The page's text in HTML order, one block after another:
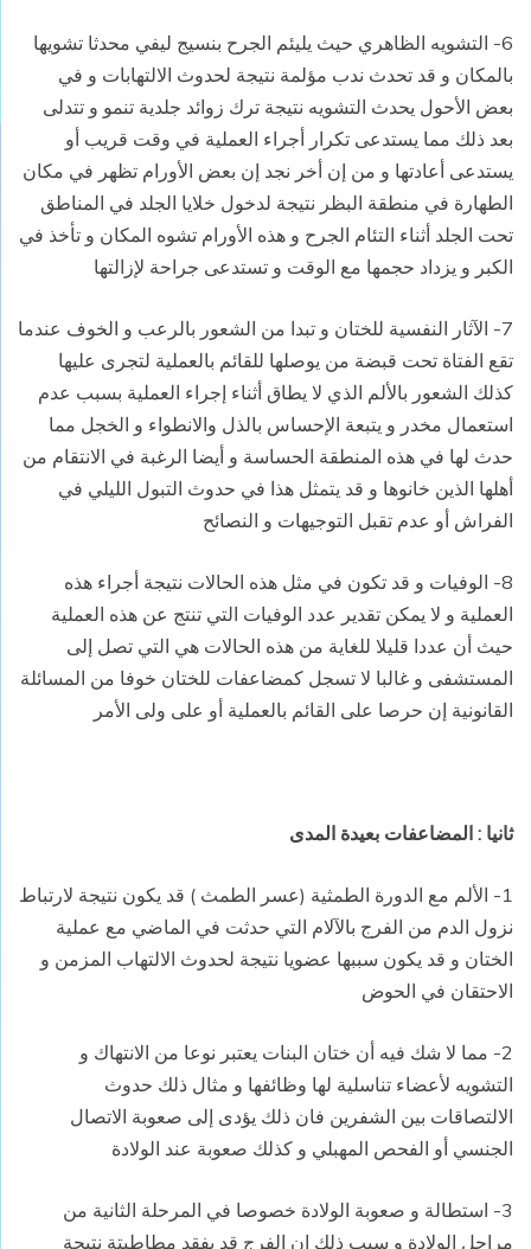
6- التشويه الظاهري حيث يليئم الجرح بنسيج ليفي محدثا تشويها
بالمكان و قد تحدث ندب مؤلمة نتيجة لحدوث الالتهابات و في
بعض الأحول يحدث التشويه نتيجة ترك زوائد جلدية تنمو و تتدلى
بعد ذلك مما يستدعى تكرار أجراء العملية في وقت قريب أو
يستدعى أعادتها و من إن أخر نجد إن بعض الأورام تظهر في مكان
الطهارة في منطقة البظر نتيجة لدخول خلايا الجلد في المناطق
تحت الجلد أثناء التئام الجرح و هذه الأورام تشوه المكان و تأخذ في
الكبر و يزداد حجمها مع الوقت و تستدعى جراحة لإزالتها
7- الآثار النفسية للختان و تبدا من الشعور بالرعب و الخوف عندما
تقع الفتاة تحت قبضة من يوصلها للقائم بالعملية لتجرى عليها
كذلك الشعور بالألم الذي لا يطاق أثناء إجراء العملية بسبب عدم
استعمال مخدر و يتبعة الإحساس بالذل والانطواء و الخجل مما
حدث لها في هذه المنطقة الحساسة و أيضا الرغبة في الانتقام من
أهلها الذين خانوها و قد يتمثل هذا في حدوث التبول الليلي في
الفراش أو عدم تقبل التوجيهات و النصائح
8- الوفيات و قد تكون في مثل هذه الحالات نتيجة أجراء هذه
العملية و لا يمكن تقدير عدد الوفيات التي تنتج عن هذه العملية
حيث أن عددا قليلا للغاية من هذه الحالات هي التي تصل إلى
المستشفى و غالبا لا تسجل كمضاعفات للختان خوفا من المسائلة
القانونية إن حرصا على القائم بالعملية أو على ولى الأمر
ثانيا : المضاعفات بعيدة المدى
1- الألم مع الدورة الطمثية (عسر الطمث ) قد يكون نتيجة لارتباط
نزول الدم من الفرج بالآلام التي حدثت في الماضي مع عملية
الختان و قد يكون سببها عضويا نتيجة لحدوث الالتهاب المزمن و
الاحتقان في الحوض
2- مما لا شك فيه أن ختان البنات يعتبر نوعا من الانتهاك و
التشويه لأعضاء تناسلية لها وظائفها و مثال ذلك حدوث
الالتصاقات بين الشفرين فان ذلك يؤدى إلى صعوبة الاتصال
الجنسي أو الفحص المهبلي و كذلك صعوبة عند الولادة
3- استطالة و صعوبة الولادة خصوصا في المرحلة الثانية من
مراحل الولادة و سبب ذلك إن الفرج قد يفقد مطاطيتة نتيجة